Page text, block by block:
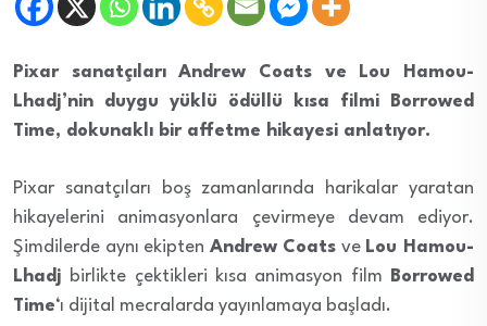
Pixar sanatçıları Andrew Coats ve Lou Hamou-
Lhadj’nin duygu yüklü ödüllü kısa filmi Borrowed
Time, dokunaklı bir affetme hikayesi anlatıyor.
Pixar sanatçıları boş zamanlarında harikalar yaratan
hikayelerini animasyonlara çevirmeye devam ediyor.
Şimdilerde aynı ekipten Andrew Coats ve Lou Hamou-
Lhadj birlikte çektikleri kısa animasyon film
Borrowed
Time‘ı dijital mecralarda yayınlamaya başladı.